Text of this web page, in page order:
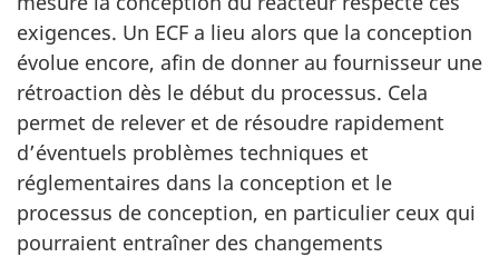
exigences. Un ECF a lieu alors que la conception
évolue encore, afin de donner au fournisseur une
rétroaction dès le début du processus. Cela
permet de relever et de résoudre rapidement
d’éventuels problèmes techniques et
réglementaires dans la conception et le
processus de conception, en particulier ceux qui
pourraient entraîner des changements